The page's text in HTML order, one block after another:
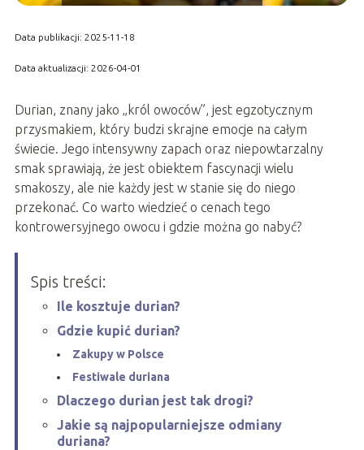
Data publikacji: 2025-11-18
Data aktualizacji: 2026-04-01
Durian, znany jako „król owoców”, jest egzotycznym
przysmakiem, który budzi skrajne emocje na całym
świecie. Jego intensywny zapach oraz niepowtarzalny
smak sprawiają, że jest obiektem fascynacji wielu
smakoszy, ale nie każdy jest w stanie się do niego
przekonać. Co warto wiedzieć o cenach tego
kontrowersyjnego owocu i gdzie można go nabyć?
Spis treści:
Ile kosztuje durian?
Gdzie kupić durian?
Zakupy w Polsce
Festiwale duriana
Dlaczego durian jest tak drogi?
Jakie są najpopularniejsze odmiany
duriana?